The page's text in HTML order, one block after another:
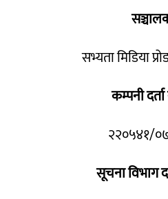
सभ्यता मिडिया
कम्पनी
२२०५४१/
सूचना विभाग